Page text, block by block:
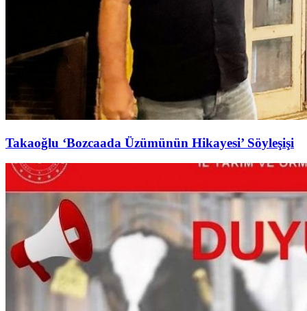
Takaoğlu ‘Bozcaada Üzümünün Hikayesi’ Söyleşişi